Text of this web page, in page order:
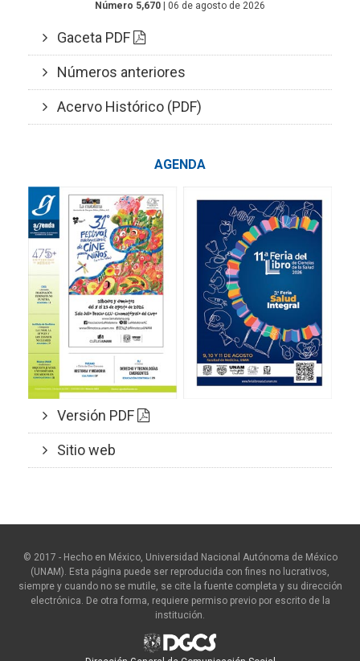
Número 5,670 | 06 de agosto de 2026
Gaceta PDF
Números anteriores
Acervo Histórico (PDF)
AGENDA
Versión PDF
Sitio web
© 2017 - Hecho en México, Universidad Nacional Autónoma de México
(UNAM). Esta página puede ser reproducida con fines no lucrativos,
siempre y cuando no se mutile, se cite la fuente completa y su dirección
electrónica. De otra forma, requiere permiso previo por escrito de la
institución.